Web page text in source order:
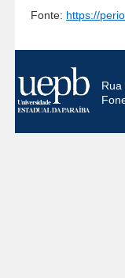
Fonte: https://
Rua